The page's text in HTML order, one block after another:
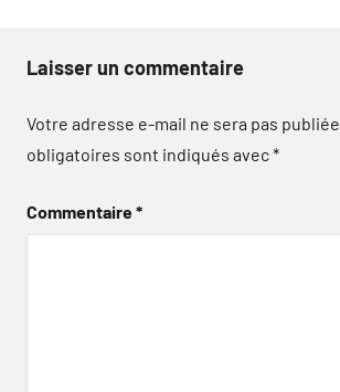
Laisser un commentaire
Votre adresse e-mail ne sera pas publiée.
obligatoires sont indiqués avec*
Commentaire*